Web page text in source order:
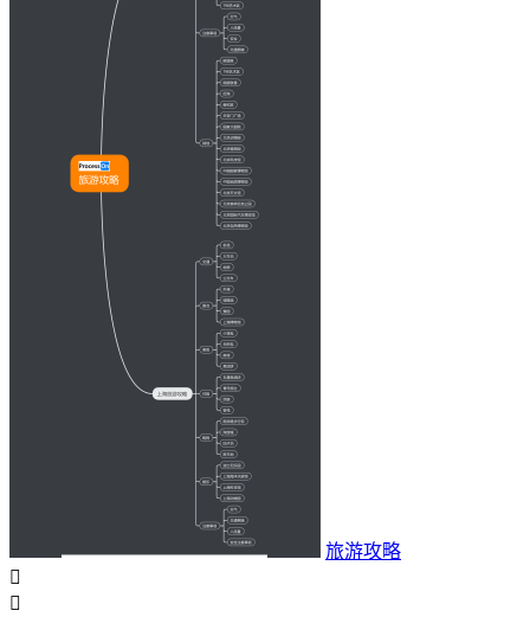
旅游攻略

